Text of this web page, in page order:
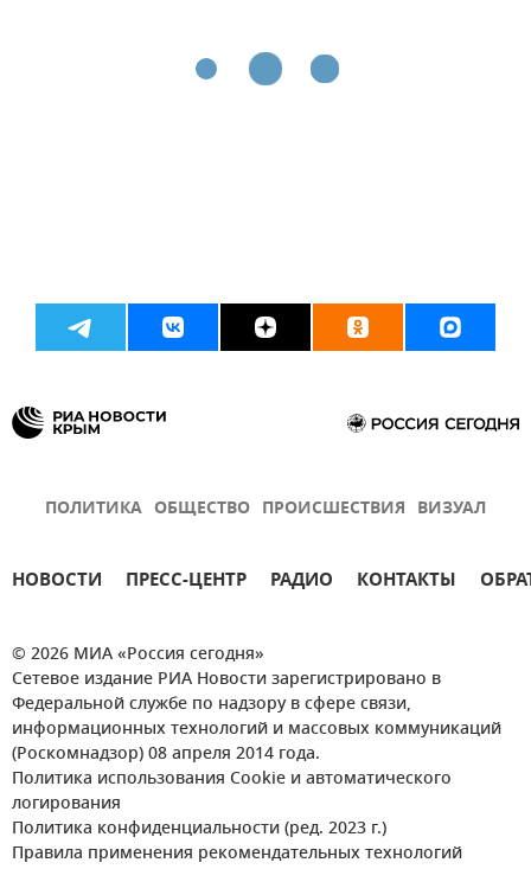
ПОЛИТИКА ОБЩЕСТВО ПРОИСШЕСТВИЯ ВИЗУАЛ
НОВОСТИ ПРЕСС-ЦЕНТР РАДИО КОНТАКТЫ
© 2026 МИА «Россия сегодня»
Сетевое издание РИА Новости зарегистрировано в
Федеральной службе по надзору в сфере связи,
информационных технологий и массовых коммуникаций
(Роскомнадзор) 08 апреля 2014 года.
Политика использования Cookie и автоматического
логирования
Политика конфиденциальности (ред. 2023 г.)
Правила применения рекомендательных технологий